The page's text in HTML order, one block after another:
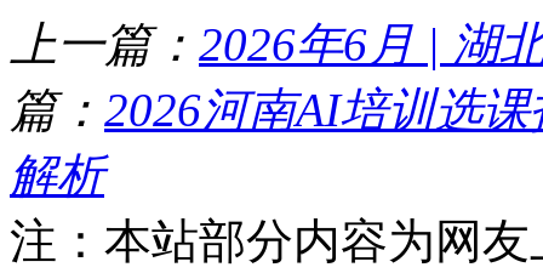
上一篇： 2026年6月 | 湖
篇： 2026河南AI培训选
解析
注：本站部分内容为网